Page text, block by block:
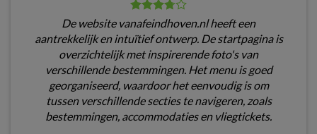
De website vanafeindhoven.nl heeft een
aantrekkelijk en intuïtief ontwerp. De startpagina is
overzichtelijk met inspirerende foto's van
verschillende bestemmingen. Het menu is goed
georganiseerd, waardoor het eenvoudig is om
tussen verschillende secties te navigeren, zoals
bestemmingen, accommodaties en vliegtickets.